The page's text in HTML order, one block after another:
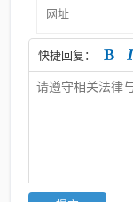
快捷回复：